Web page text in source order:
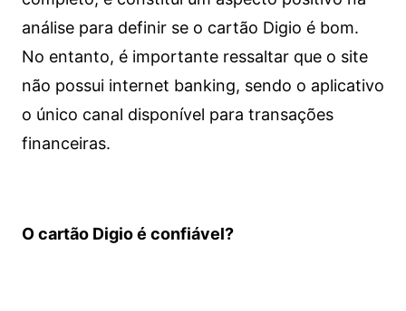
análise para definir se o cartão Digio é bom.
No entanto, é importante ressaltar que o site
não possui internet banking, sendo o aplicativo
o único canal disponível para transações
financeiras.
O cartão Digio é confiável?